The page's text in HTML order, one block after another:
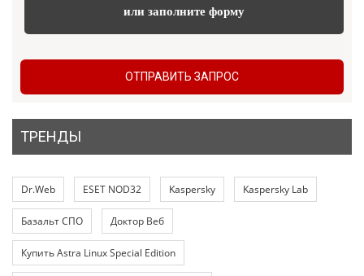
или заполните форму
ОТПРАВИТЬ ЗАПРОС
ТРЕНДЫ
Dr.Web ESET NOD32 Kaspersky Kaspersky Lab
Базальт СПО Доктор Веб
Купить Astra Linux Special Edition